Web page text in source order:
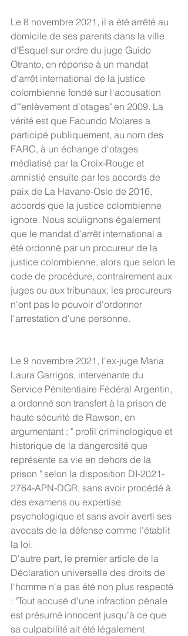
Le 8 novembre 2021, il a été arrêté au
domicile de ses parents dans la ville
d'Esquel sur ordre du juge Guido
Otranto, en réponse à un mandat
d'arrêt international de la justice
colombienne fondé sur l'accusation
d'"enlèvement d'otages" en 2009. La
vérité est que Facundo Molares a
participé publiquement, au nom des
FARC, à un échange d'otages
médiatisé par la Croix-Rouge et
amnistié ensuite par les accords de
paix de La Havane-Oslo de 2016,
accords que la justice colombienne
ignore. Nous soulignons également
que le mandat d'arrêt international a
été ordonné par un procureur de la
justice colombienne, alors que selon le
code de procédure, contrairement aux
juges ou aux tribunaux, les procureurs
n'ont pas le pouvoir d'ordonner
l'arrestation d'une personne.
Le 9 novembre 2021, l'ex-juge Maria
Laura Garrigos, intervenante du
Service Pénitentiaire Fédéral Argentin,
a ordonné son transfert à la prison de
haute sécurité de Rawson, en
argumentant : " profil criminologique et
historique de la dangerosité que
représente sa vie en dehors de la
prison " selon la disposition DI-2021-
2764-APN-DGR, sans avoir procédé à
des examens ou expertise
psychologique et sans avoir averti ses
avocats de la défense comme l’établit
la loi.
D'autre part, le premier article de la
Déclaration universelle des droits de
l'homme n'a pas été non plus respecté
: "Tout accusé d'une infraction pénale
est présumé innocent jusqu'à ce que
sa culpabilité ait été légalement